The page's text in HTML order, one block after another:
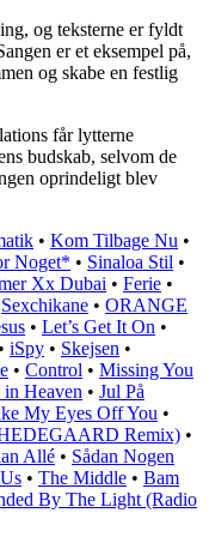
og teksterne er fyldt
er et eksempel på,
og skabe en festlig
får lytterne
budskab, selvom de
oprindeligt blev
• Kom Tilbage Nu •
Noget* • Sinaloa Stil •
Xx Dubai • Ferie •
Sexchikane • ORANGE
• Let’s Get It On •
• ​iSpy • Skejsen •
• Control • Missing You
in Heaven • Jul På
My Eyes Off You •
Remix) •
Allé • Sådan Nogen
• The Middle • Bam
By The Light (Radio